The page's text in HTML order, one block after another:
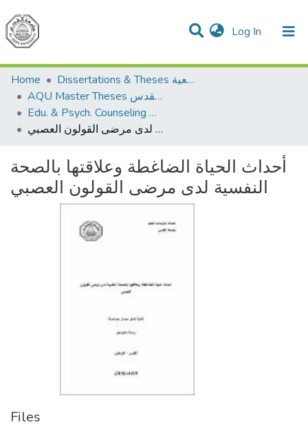
Log In (current)
Communities & Collections
All of DSpace
Home
Dissertations & Theses الرسائل الجامعية
AQU Master Theses الرسائل الجامعية الخاصة بجامعة القدس
Edu. & Psych. Counseling الإرشاد النفسي والتربوي
أحداث الحياة الضاغطة وعلاقتها بالصحة النفسية لدى مرضى القولون العصبي
أحداث الحياة الضاغطة وعلاقتها بالصحة
النفسية لدى مرضى القولون العصبي
Files